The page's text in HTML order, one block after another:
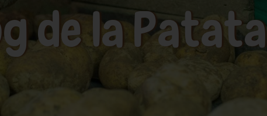
de la Patata